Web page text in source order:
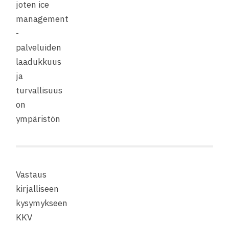
joten ice
management
-
palveluiden
laadukkuus
ja
turvallisuus
on
ympäristön
Vastaus
kirjalliseen
kysymykseen
KKV